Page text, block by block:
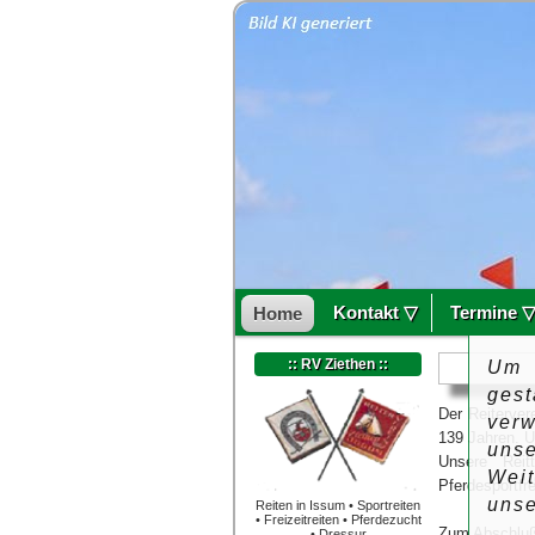
Home Kontakt ▽ Termine ▽
:: RV Ziethen ::
Reiten in Issum • Sportreiten
• Freizeitreiten • Pferdezucht
Der
139 Jahren.
Unsere
Um